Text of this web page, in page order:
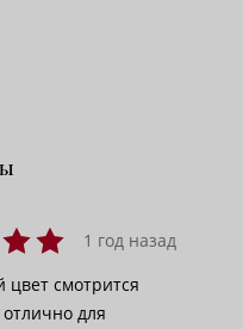
1 год назад
смотрится
для